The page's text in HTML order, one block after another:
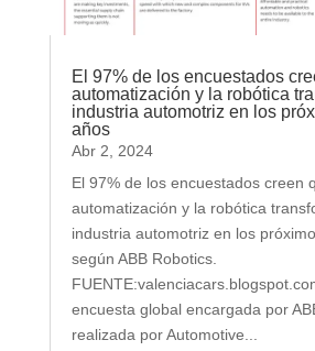
El 97% de los encuestados
automatización y la robótica
industria automotriz en los
años
Abr 2, 2024
El 97% de los encuestados creen
automatización y la robótica
industria automotriz en los
según ABB Robotics.
encuesta global encargada por
realizada por Automotive...